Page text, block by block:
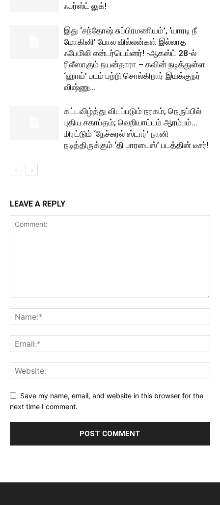
ஃபர்ஸ்ட் லுக்!
இது ‘சந்தோஷ் சுப்பிரமணியம்’, ‘யாரடி நீ
மோகினி’ போல வில்லன்கள் இல்லாத
ஃபேமிலி என்டர்டெய்னர்! -ஆகஸ்ட் 28-ல்
ரிலீஸாகும் நயன்தாரா – கவின் நடித்துள்ள
‘ஹாய்’ படம் பற்றி சொல்கிறார் இயக்குநர்
விஷ்ணு...
கட்டவிழ்த்து விடப்படும் நரகம்; நெருப்பில்
புதிய சகாப்தம்; வெறியாட்டம் ஆரம்பம்…
மிரட்டும் ‘நேச்சுரல் ஸ்டார்’ நானி
நடித்திருக்கும் ‘தி பாரடைஸ்’ படத்தின் டீசர்!
LEAVE A REPLY
Save my name, email, and website in this browser for the
next time I comment.